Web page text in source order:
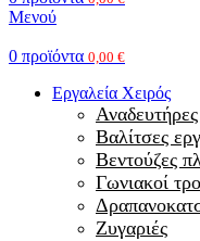
Μενού
0 προϊόντα 0,00 €
Εργαλεία Χειρός
Βαλίτσες
Βεντούζες
Γωνιακοί
Ζυγαριές